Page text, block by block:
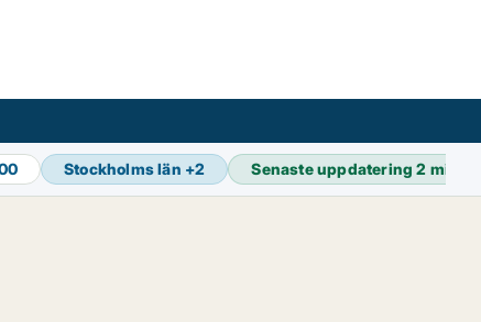
Stockholms län +2 Senaste uppdatering2 min